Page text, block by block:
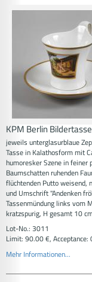
KPM Berlin
jeweils unterglasurblaue
Tasse in Kalathosform mit
humoresker Szene in
Baumschatten ruhenden
flüchtenden Putto weisend,
und Umschrift "Andenken
Tassenmündung links vom
kratzspurig, H gesamt 10
Lot-No.: 3011
Limit: 90.00 €, Acceptance:
Mehr Informationen...